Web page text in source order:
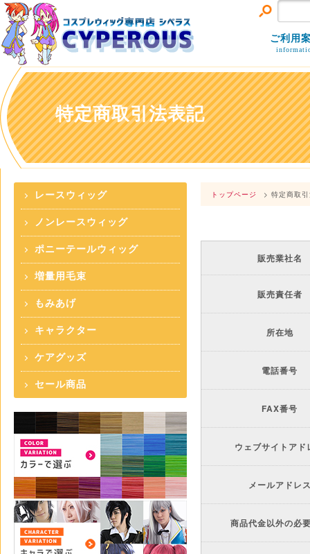
ご利用
特定商取引法表記
レースウィッグ
ノンレースウィッグ
ポニーテールウィッグ
増量用毛束
もみあげ
キャラクター
ケアグッズ
セール商品
トップページ > 特定商取
販売業社名
販売責任者
所在地
電話番号
FAX番号
ウェブサイトアド
メールアドレ
商品代金以外の必